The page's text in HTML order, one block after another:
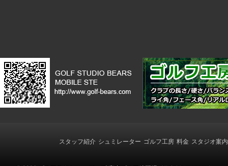
スタッフ紹介 シュミレーター ゴルフ工房 料金 スタジオ案内